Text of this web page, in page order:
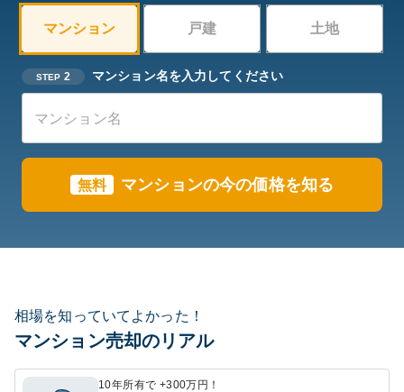
マンション 戸建 土地
STEP 2 マンション名を入力してください
無料 マンションの今の価格を知る
相場を知っていてよかった！
マンション売却のリアル
10年所有で +300万円！